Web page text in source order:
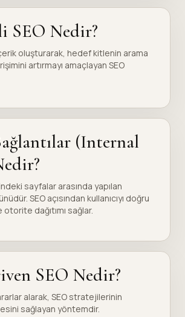
SEO Nedir?
oluşturarak, hedef kitlenin arama
artırmayı amaçlayan SEO
(Internal
sayfalar arasında yapılan
SEO açısından kullanıcıyı doğru
dağıtımı sağlar.
SEO Nedir?
alarak, SEO stratejilerinin
sağlayan yöntemdir.